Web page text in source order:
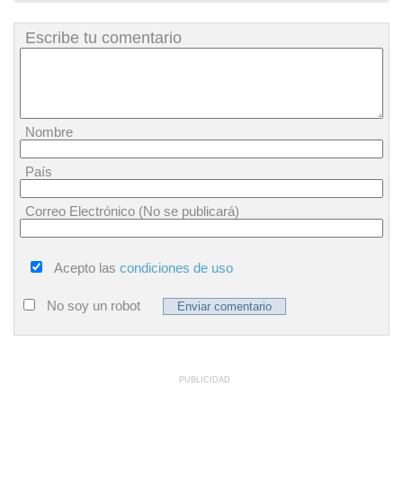
Escribe tu comentario
Nombre
País
Correo Electrónico (No se publicará)
Acepto las condiciones de uso
No soy un robot
PUBLICIDAD